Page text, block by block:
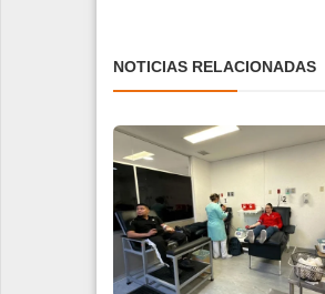
NOTICIAS RELACIONADAS